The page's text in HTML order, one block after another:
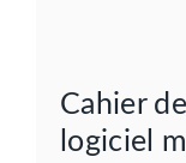
Cahier
logiciel